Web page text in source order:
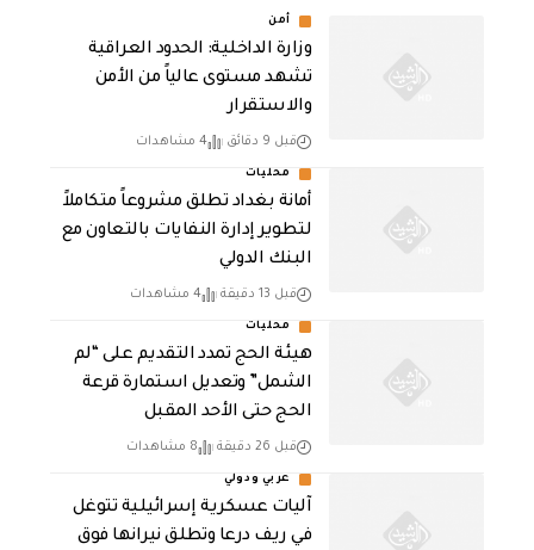
أمن
وزارة الداخلية: الحدود العراقية
تشهد مستوى عالياً من الأمن
والاستقرار
قبل 9 دقائق 4 مشاهدات
محليات
أمانة بغداد تطلق مشروعاً متكاملاً
لتطوير إدارة النفايات بالتعاون مع
البنك الدولي
قبل 13 دقيقة 4 مشاهدات
محليات
هيئة الحج تمدد التقديم على “لم
الشمل” وتعديل استمارة قرعة
الحج حتى الأحد المقبل
قبل 26 دقيقة 8 مشاهدات
عربي ودولي
آليات عسكرية إسرائيلية تتوغل
في ريف درعا وتطلق نيرانها فوق